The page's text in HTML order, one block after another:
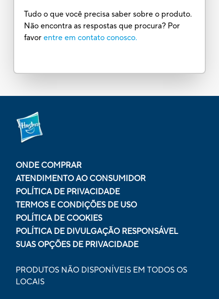
Tudo o que você precisa saber sobre o produto.
Não encontra as respostas que procura? Por
favor entre em contato conosco.
ONDE COMPRAR
ATENDIMENTO AO CONSUMIDOR
POLÍTICA DE PRIVACIDADE
TERMOS E CONDIÇÕES DE USO
POLÍTICA DE COOKIES
POLÍTICA DE DIVULGAÇÃO RESPONSÁVEL
SUAS OPÇÕES DE PRIVACIDADE
PRODUTOS NÃO DISPONÍVEIS EM TODOS OS
LOCAIS